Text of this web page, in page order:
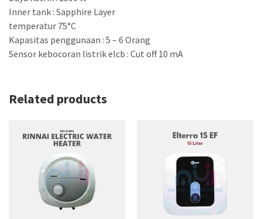
Inner tank : Sapphire Layer
temperatur 75°C
Kapasitas penggunaan : 5 – 6 Orang
Sensor kebocoran listrik elcb : Cut off 10 mA
Related products